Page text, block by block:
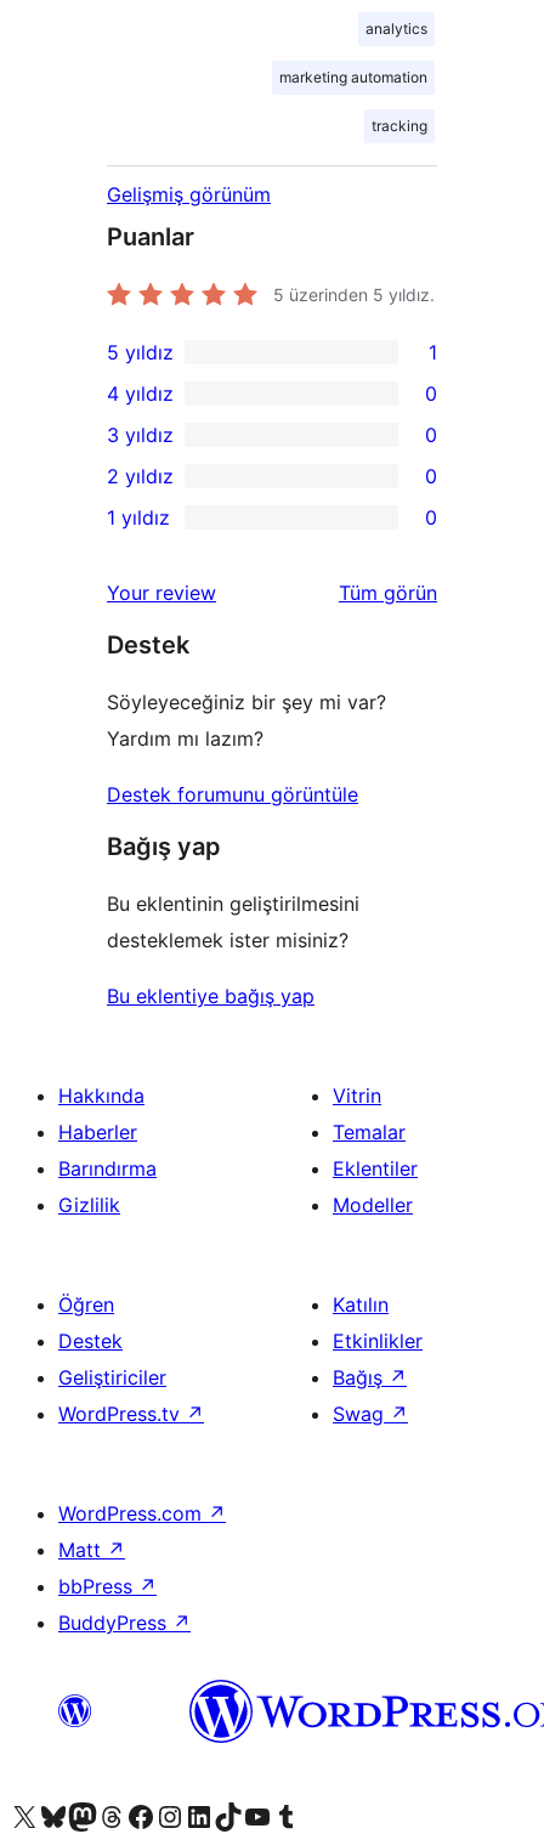
analytics
marketing automation
tracking
Gelişmiş görünüm
Puanlar
5 üzerinden 5 yıldız.
1
5
yıldızlı
inceleme
5 yıldız 1
4
yıldızlı
inceleme
4 yıldız 0
0
3
yıldızlı
3 yıldız 0
2
inceleme
2 yıldız 0
yıldızlı
inceleme
1 yıldız 0
Your review Tüm değerlendirmeleri
görün
Destek
Söyleyeceğiniz bir şey mi var?
Yardım mı lazım?
Destek forumunu görüntüle
Bağış yap
Bu eklentinin geliştirilmesini
desteklemek ister misiniz?
Bu eklentiye bağış yap
Hakkında
Haberler
Barındırma
Gizlilik
Vitrin
Temalar
Eklentiler
Modeller
Öğren
Destek
Geliştiriciler
WordPress.tv ↗
Katılın
Etkinlikler
Bağış ↗
Swag ↗
WordPress.com ↗
Matt ↗
bbPress ↗
BuddyPress ↗
X (eski Twitter) hesabımıza bakın
Bluesky hesabımızı ziyaret edinMastodon hesabımızı ziyaret edinThreads hesabımızı ziyaret edinFacebook sayfamızı ziyaret edinInstagram hesabımızı ziyaret edinLinkedIn hesabımızı ziyaret edinTikTok hesabımızı ziyaret edinYouTube kanalımızı ziyaret edinTumblr hesabımızı ziyaret edin